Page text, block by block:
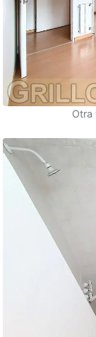
Otra